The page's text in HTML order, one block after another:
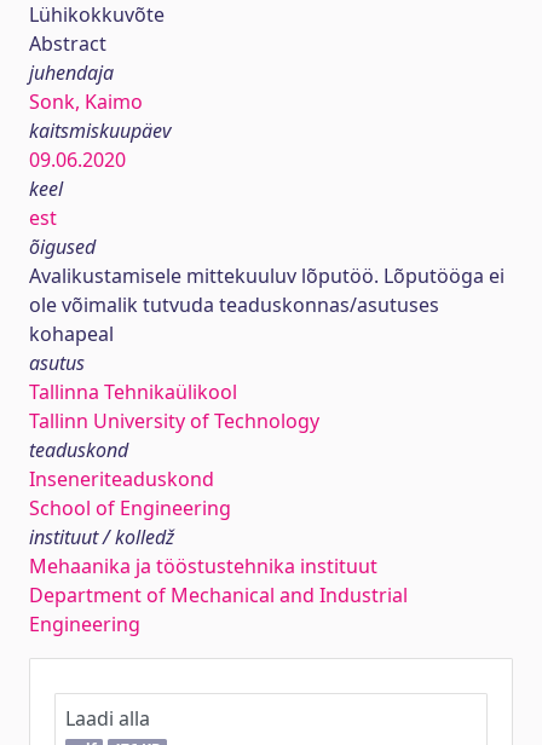
Lühikokkuvõte
Abstract
juhendaja
Sonk, Kaimo
kaitsmiskuupäev
09.06.2020
keel
est
õigused
Avalikustamisele mittekuuluv lõputöö. Lõputööga ei
ole võimalik tutvuda teaduskonnas/asutuses
kohapeal
asutus
Tallinna Tehnikaülikool
Tallinn University of Technology
teaduskond
Inseneriteaduskond
School of Engineering
instituut / kolledž
Mehaanika ja tööstustehnika instituut
Department of Mechanical and Industrial
Engineering
Laadi alla